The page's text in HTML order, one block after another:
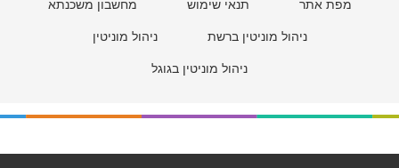
מפת אתר תנאי שימוש מחשבון משכנתא
ניהול מוניטין ברשת ניהול מוניטין
ניהול מוניטין בגוגל